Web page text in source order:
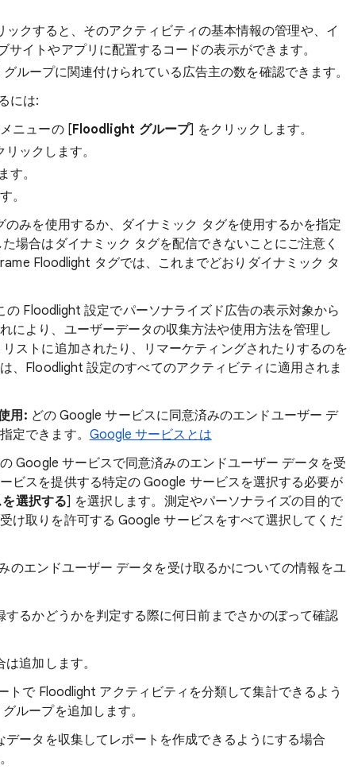
クすると、そのアクティビティの基本情報の管理や、イ
イトやアプリに配置するコードの表示ができます。
ループに関連付けられている広告主の数を確認できます。
には:
ニューの [Floodlight グループ] をクリックします。
リックします。
。
。
のみを使用するか、ダイナミック タグを使用するかを指定
場合はダイナミック タグを配信できないことにご注意く
Floodlight タグでは、これまでどおりダイナミック タ
の Floodlight 設定でパーソナライズド広告の表示対象から
により、ユーザーデータの収集方法や使用方法を管理し
ストに追加されたり、リマーケティングされたりするのを
、Floodlight 設定のすべてのアクティビティに適用されま
用: どの Google サービスに同意済みのエンドユーザー デ
定できます。 Google サービスとは
Google サービスで同意済みのエンドユーザー データを受
ビスを提供する特定の Google サービスを選択する必要が
選択する] を選択します。測定やパーソナライズの目的で
け取りを許可する Google サービスをすべて選択してくだ
のエンドユーザー データを受け取るかについての情報をユ
するかどうかを判定する際に何日前までさかのぼって確認
追加します。
トで Floodlight アクティビティを分類して集計できるよう
ループを追加します。
データを収集してレポートを作成できるようにする場合